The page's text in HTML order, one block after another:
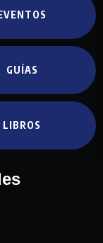
GUÍAS
LIBROS